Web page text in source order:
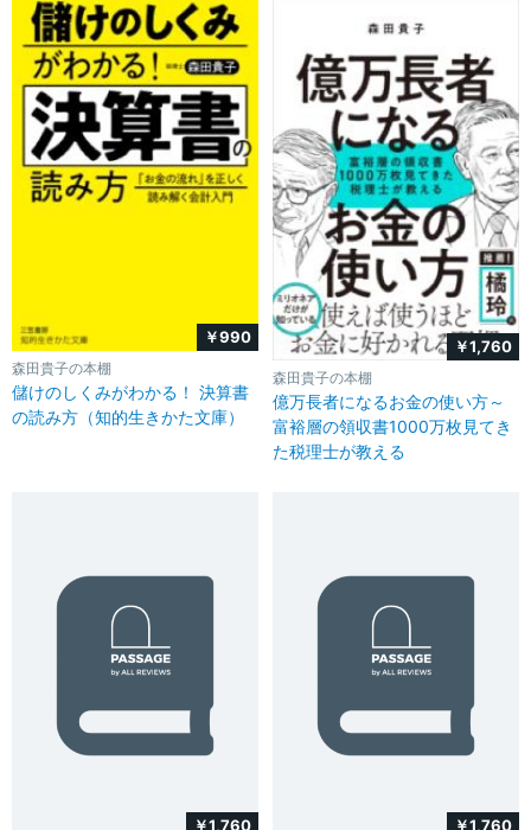
￥990
森田貴子の本棚
儲けのしくみがわかる！ 決算書
の読み方（知的生きかた文庫）
￥1,760
森田貴子の本棚
億万長者になるお金の使い方～
富裕層の領収書1000万枚見てき
た税理士が教える
￥1,760 ￥1,760